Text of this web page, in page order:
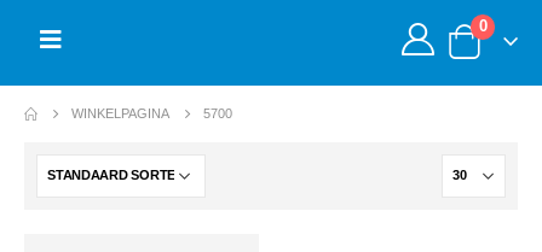
0
WINKELPAGINA 5700